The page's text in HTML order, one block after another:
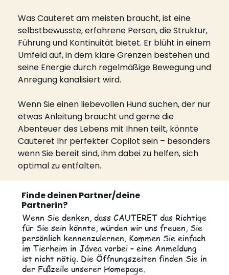
Was Cauteret am meisten braucht, ist eine
selbstbewusste, erfahrene Person, die Struktur,
Führung und Kontinuität bietet. Er blüht in einem
Umfeld auf, in dem klare Grenzen bestehen und
seine Energie durch regelmäßige Bewegung und
Anregung kanalisiert wird.
Wenn Sie einen liebevollen Hund suchen, der nur
etwas Anleitung braucht und gerne die
Abenteuer des Lebens mit Ihnen teilt, könnte
Cauteret Ihr perfekter Copilot sein – besonders
wenn Sie bereit sind, ihm dabei zu helfen, sich
optimal zu entfalten.
Finde deinen Partner/deine
Partnerin?
Wenn Sie denken, dass CAUTERET das Richtige
für Sie sein könnte, würden wir uns freuen, Sie
persönlich kennenzulernen. Kommen Sie einfach
im Tierheim in Jávea vorbei – eine Anmeldung
ist nicht nötig. Die Öffnungszeiten finden Sie in
der Fußzeile unserer Homepage.